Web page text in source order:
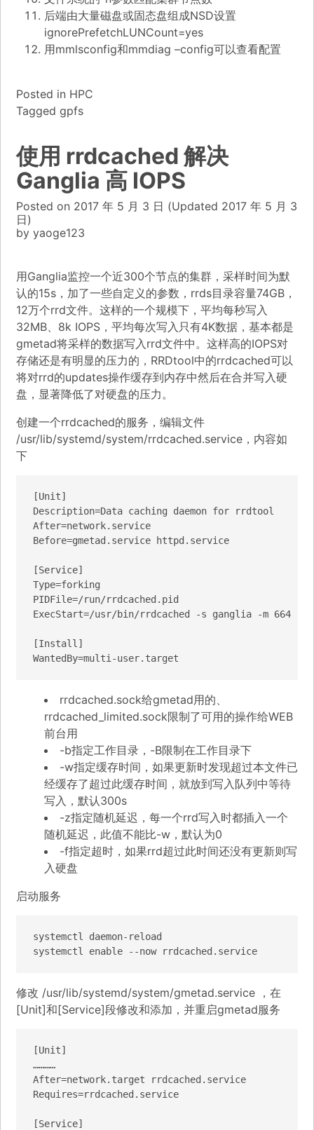
后端由大量磁盘或固态盘组成NSD设置
ignorePrefetchLUNCount=yes
用mmlsconfig和mmdiag –config可以查看配置
Posted in HPC
Tagged gpfs
使用 rrdcached 解决
Ganglia 高 IOPS
Posted on 2017 年 5 月 3 日 (Updated 2017 年 5 月 3
日)
by yaoge123
用Ganglia监控一个近300个节点的集群，采样时间为默
认的15s，加了一些自定义的参数，rrds目录容量74GB，
12万个rrd文件。这样的一个规模下，平均每秒写入
32MB、8k IOPS，平均每次写入只有4K数据，基本都是
gmetad将采样的数据写入rrd文件中。这样高的IOPS对
存储还是有明显的压力的，RRDtool中的rrdcached可以
将对rrd的updates操作缓存到内存中然后在合并写入硬
盘，显著降低了对硬盘的压力。
创建一个rrdcached的服务，编辑文件
/usr/lib/systemd/system/rrdcached.service，内容如
下
[Unit]
Description=Data caching daemon for rrdtool
After=network.service
Before=gmetad.service httpd.service
[Service]
Type=forking
PIDFile=/run/rrdcached.pid
ExecStart=/usr/bin/rrdcached -s ganglia -m 664
[Install]
WantedBy=multi-user.target
rrdcached.sock给gmetad用的、
rrdcached_limited.sock限制了可用的操作给WEB
前台用
-b指定工作目录，-B限制在工作目录下
-w指定缓存时间，如果更新时发现超过本文件已
经缓存了超过此缓存时间，就放到写入队列中等待
写入，默认300s
-z指定随机延迟，每一个rrd写入时都插入一个
随机延迟，此值不能比-w，默认为0
-f指定超时，如果rrd超过此时间还没有更新则写
入硬盘
启动服务
systemctl daemon-reload
systemctl enable --now rrdcached.service
修改 /usr/lib/systemd/system/gmetad.service ，在
[Unit]和[Service]段修改和添加，并重启gmetad服务
[Unit]
…………
After=network.target rrdcached.service
Requires=rrdcached.service
[Service]